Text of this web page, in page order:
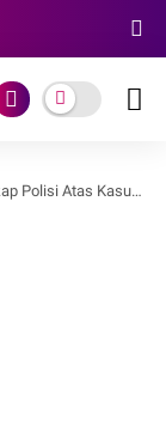
Atas Kasus Narkoba